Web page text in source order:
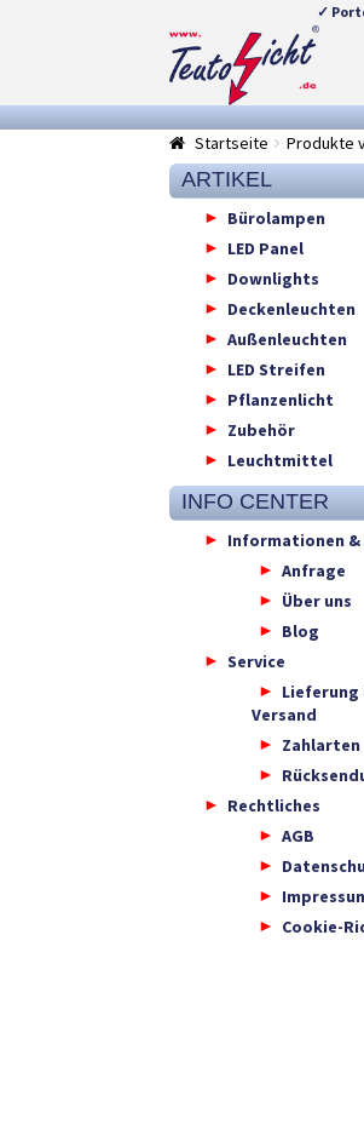
✓
Zur
Navigation
springen
Springe
zum
Startseite
Produkte
ARTIKEL
Bürolampen
LED Panel
Downlights
Deckenleuchten
Außenleuchten
LED Streifen
Pflanzenlicht
Zubehör
Leuchtmittel
INFO CENTER
Informationen
Anfrage
Über uns
Blog
Service
Lieferung
Versand
Zahlarten
Rechtliches
AGB
Cookie-